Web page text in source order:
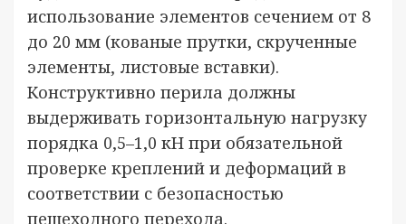
использование элементов сечением от 8
до 20 мм (кованые прутки, скрученные
элементы, листовые вставки).
Конструктивно перила должны
выдерживать горизонтальную нагрузку
порядка 0,5–1,0 кН при обязательной
проверке креплений и деформаций в
соответствии с безопасностью
пешеходного перехода.